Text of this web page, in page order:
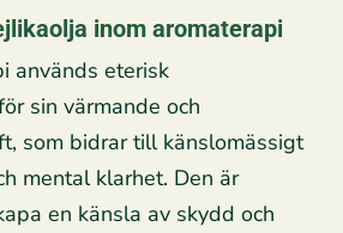
inom aromaterapi
används eterisk
sin värmande och
som bidrar till känslomässigt
mental klarhet. Den är
en känsla av skydd och